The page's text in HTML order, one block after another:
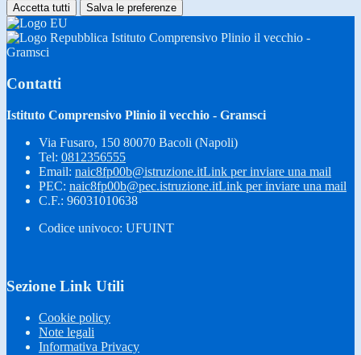
Accetta tutti Salva le preferenze
Istituto Comprensivo Plinio il vecchio -
Gramsci
Contatti
Istituto Comprensivo Plinio il vecchio - Gramsci
Via Fusaro, 150 80070 Bacoli (Napoli)
Tel: 0812356555
Email: naic8fp00b@istruzione.itLink per inviare una mail
PEC: naic8fp00b@pec.istruzione.itLink per inviare una mail
C.F.: 96031010638
Codice univoco: UFUINT
Sezione Link Utili
Cookie policy
Note legali
Informativa Privacy